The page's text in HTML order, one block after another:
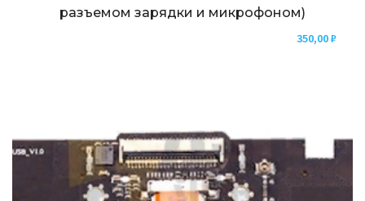
разъемом зарядки и микрофоном)
350,00₽